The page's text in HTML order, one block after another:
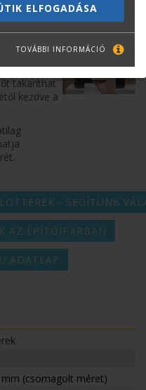
akár
takaríthat
kezdve a
- SEGÍTÜNK
AZ ÉPÍTŐIPARBAN
ADATLAP
mm (csomagolt méret)
ELFOGADÁSA
TOVÁBBI INFORMÁCIÓ